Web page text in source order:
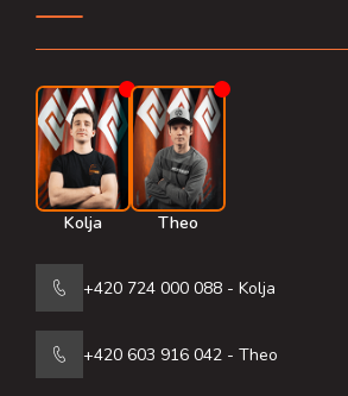
Kolja Theo
+420 724 000 088 - Kolja
+420 603 916 042 - Theo